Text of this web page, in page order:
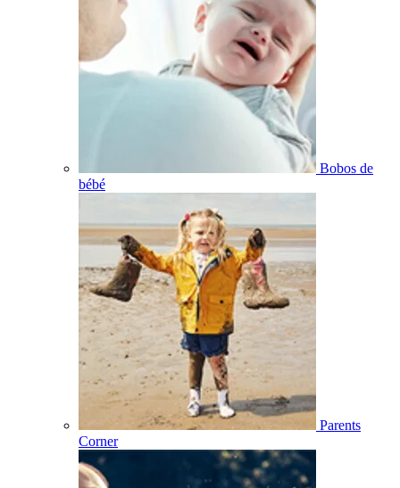
Bobos de
bébé
Parents
Corner